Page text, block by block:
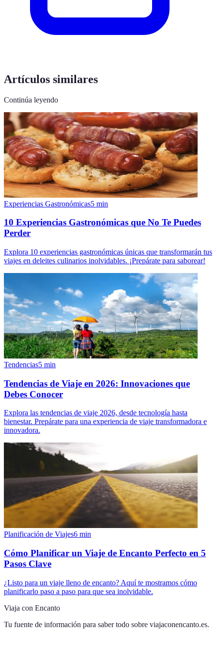
Artículos similares
Continúa leyendo
Experiencias Gastronómicas5 min
10 Experiencias Gastronómicas que No Te Puedes
Perder
Explora 10 experiencias gastronómicas únicas que transformarán tus
viajes en deleites culinarios inolvidables. ¡Prepárate para saborear!
Tendencias5 min
Tendencias de Viaje en 2026: Innovaciones que
Debes Conocer
Explora las tendencias de viaje 2026, desde tecnología hasta
bienestar. Prepárate para una experiencia de viaje transformadora e
innovadora.
Planificación de Viajes6 min
Cómo Planificar un Viaje de Encanto Perfecto en 5
Pasos Clave
¿Listo para un viaje lleno de encanto? Aquí te mostramos cómo
planificarlo paso a paso para que sea inolvidable.
Viaja con Encanto
Tu fuente de información para saber todo sobre viajaconencanto.es.